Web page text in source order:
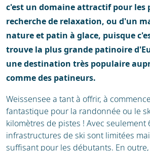
c'est un domaine attractif pour les
recherche de relaxation, ou d'un
nature et patin à glace, puisque
trouve la plus grande patinoire
une destination très populaire
comme des patineurs.
Weissensee a tant à offrir, à
fantastique pour la randonnée ou le
kilomètres de pistes ! Avec seulement
infrastructures de ski sont limitées
suffisant pour les débutants. En